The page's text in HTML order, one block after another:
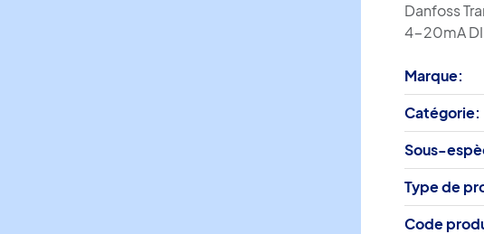
Danfoss
4-20mA
Marque:
Catégorie:
Sous-
Type de
Code